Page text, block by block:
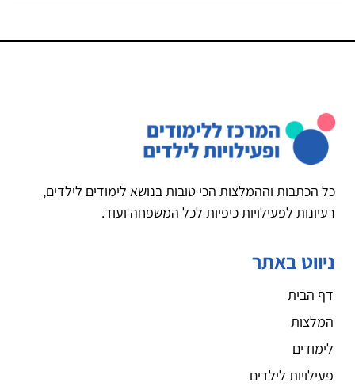
כל הכתבות וההמלצות הכי טובות בנושא לימודים לילדים,
רעיונות לפעילויות כיפיות לכל המשפחה ועוד.
ניווט באתר
דף הבית
המלצות
לימודים
פעילויות לילדים